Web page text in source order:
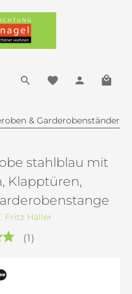
& Garderobenständer
stahlblau mit
Klapptüren,
Fritz Haller
(1 )